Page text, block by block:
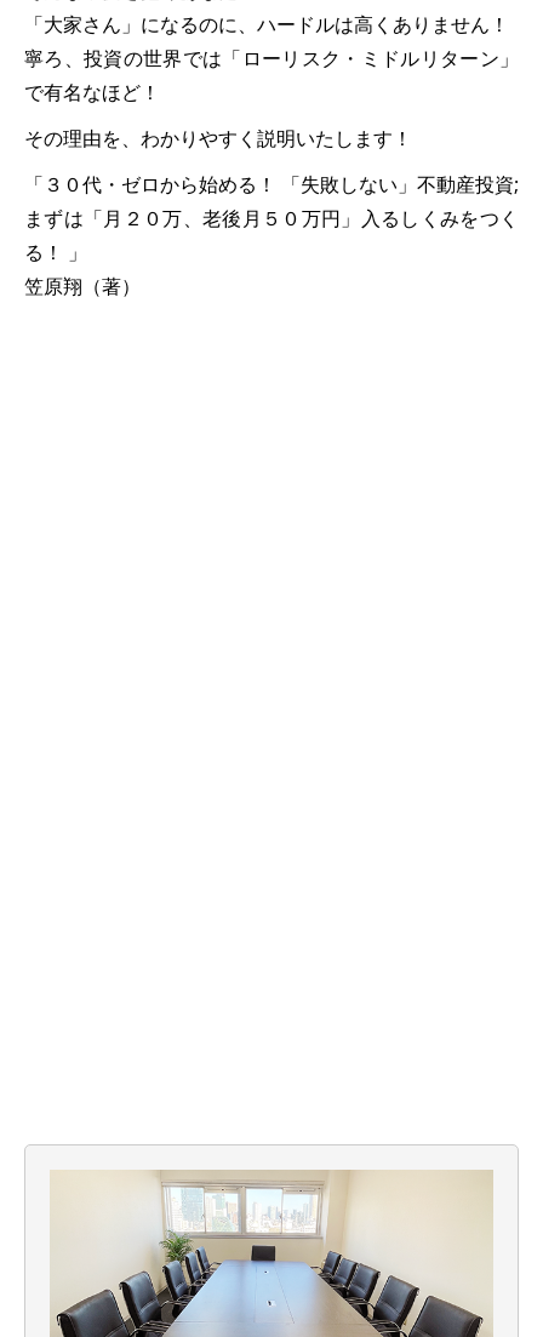
「大家さん」になるのに、ハードルは高くありません！
寧ろ、投資の世界では「ローリスク・ミドルリターン」
で有名なほど！
その理由を、わかりやすく説明いたします！
「３０代・ゼロから始める！ 「失敗しない」不動産投資;
まずは「月２０万、老後月５０万円」入るしくみをつく
る！ 」
笠原翔（著）